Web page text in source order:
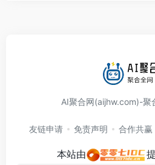
AI聚合网(aijhw.com)-聚
友链申请 免责声明 合作共赢
本站由